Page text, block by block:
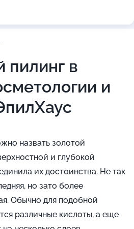
пилинг в
и
назвать золотой
и глубокой
их достоинства. Не так
но зато более
Обычно для подобной
различные кислоты, а еще